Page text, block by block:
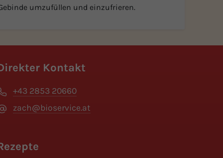
umzufüllen und einzufrieren.
Kontakt
+43 2853 20660
zach@bioservice.at